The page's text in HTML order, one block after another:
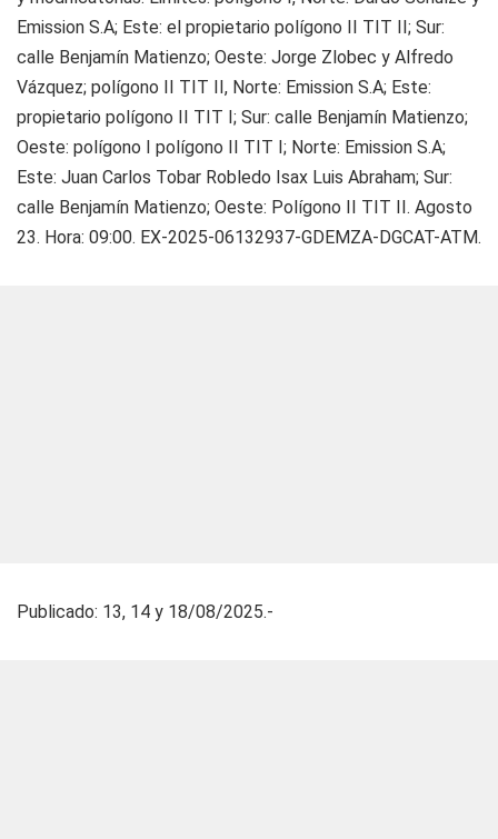
Emission S.A; Este: el propietario polígono II TIT II; Sur:
calle Benjamín Matienzo; Oeste: Jorge Zlobec y Alfredo
Vázquez; polígono II TIT II, Norte: Emission S.A; Este:
propietario polígono II TIT I; Sur: calle Benjamín Matienzo;
Oeste: polígono I polígono II TIT I; Norte: Emission S.A;
Este: Juan Carlos Tobar Robledo Isax Luis Abraham; Sur:
calle Benjamín Matienzo; Oeste: Polígono II TIT II. Agosto
23. Hora: 09:00. EX-2025-06132937-GDEMZA-DGCAT-ATM.
Publicado: 13, 14 y 18/08/2025.-